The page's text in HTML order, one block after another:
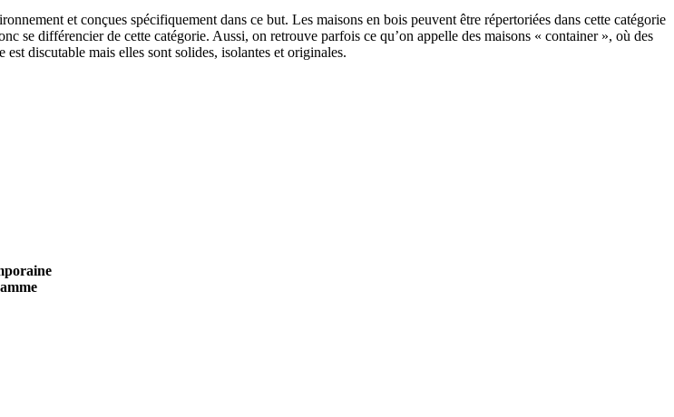
et conçues spécifiquement dans ce but. Les maisons en bois peuvent être répertoriées dans cette catégorie
se différencier de cette catégorie. Aussi, on retrouve parfois ce qu’on appelle des maisons « container », où des
discutable mais elles sont solides, isolantes et originales.